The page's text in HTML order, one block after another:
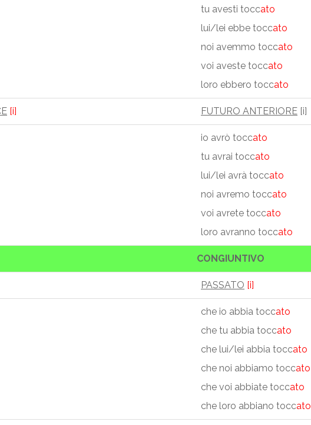
tu avesti toccato
lui/lei ebbe toccato
noi avemmo toccato
voi aveste toccato
loro ebbero toccato
[i] FUTURO ANTERIORE [i]
io avrò toccato
tu avrai toccato
lui/lei avrà toccato
noi avremo toccato
voi avrete toccato
loro avranno toccato
CONGIUNTIVO
PASSATO [i]
che io abbia toccato
che tu abbia toccato
che lui/lei abbia toccato
che noi abbiamo toccato
che voi abbiate toccato
che loro abbiano toccato